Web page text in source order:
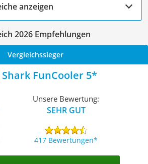
anzeigen
2026 Empfehlungen
Vergleichssieger
FunCooler 5
Unsere Bewertung:
SEHR GUT
417 Bewertungen